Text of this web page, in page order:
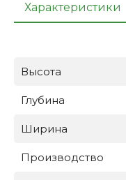
Характеристики
Высота
Глубина
Ширина
Производство